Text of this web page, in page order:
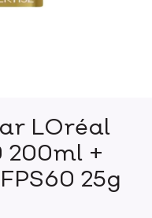
LOréal
200ml +
25g